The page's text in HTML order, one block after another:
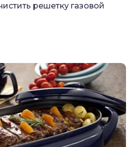
решетку газовой